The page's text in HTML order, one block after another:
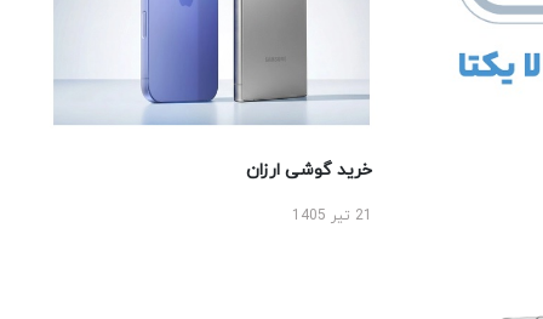
خرید گوشی ارزان